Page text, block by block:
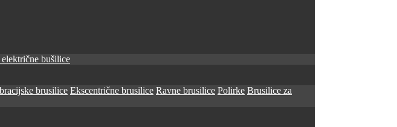
bušilice
brusilice Ekscentrične brusilice Ravne brusilice Polirke Brusilice za